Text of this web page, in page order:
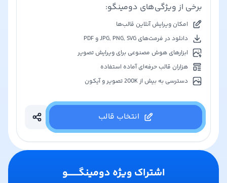
برخی از ویژگی‌های دومینگو:
امکان ویرایش آنلاین قالب‌ها
دانلود در فرمت‌های JPG, PNG, SVG و PDF
ابزارهای هوش مصنوعی برای ویرایش تصویر
هزاران قالب حرفه‌ای آماده استفاده
دسترسی به بیش از 200K تصویر و آیکون
انتخاب قالب
اشتراک ویژه دومینگـــــــو